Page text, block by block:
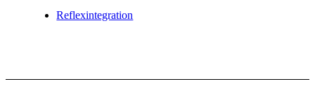
Reflexintegration